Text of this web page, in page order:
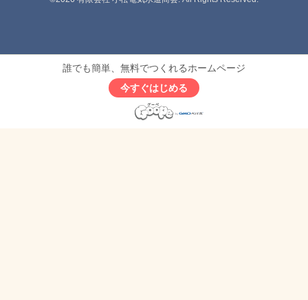
誰でも簡単、無料でつくれるホームページ
今すぐはじめる